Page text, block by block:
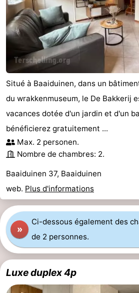
West
Terschelling
Tjermelân
Campings
Chambre
d'hôtes
Chaumières
-
De
Riesen
-
Elements
-
Schuttersbos
-
Last
minutes
Plages
Voir
et
faire
Lieux
d'intérêt
-
Situé à Baaiduinen, dans un
du wrakkenmuseum, le De Bakkerij
vacances dotée d'un jardin et d'un
bénéficierez gratuitement ...
Max. 2 personen.
Nombre de chambres: 2.
Baaiduinen 37, Baaiduinen
web. Plus d'informations
»
Ci-dessous également des
de 2 personnes.
Luxe duplex 4p